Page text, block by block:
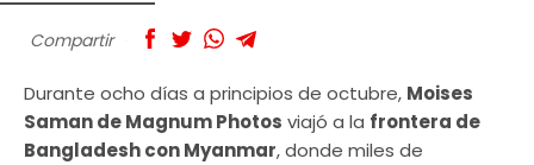
Compartir
Durante ocho días a principios de octubre, Moises
Saman de Magnum Photos viajó a la frontera de
Bangladesh con Myanmar, donde miles de